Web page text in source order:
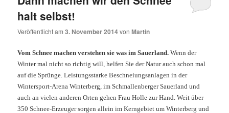
halt selbst!
Veröffentlicht am3. November 2014vonMartin
Vom Schnee machen verstehen sie was im Sauerland. Wenn der
Winter mal nicht so richtig will, helfen Sie der Natur auch schon mal
auf die Sprünge. Leistungsstarke Beschneiungsanlagen in der
Wintersport-Arena Winterberg, im Schmallenberger Sauerland und
auch an vielen anderen Orten gehen Frau Holle zur Hand. Weit über
350 Schnee-Erzeuger sorgen allein im Kerngebiet um Winterberg und